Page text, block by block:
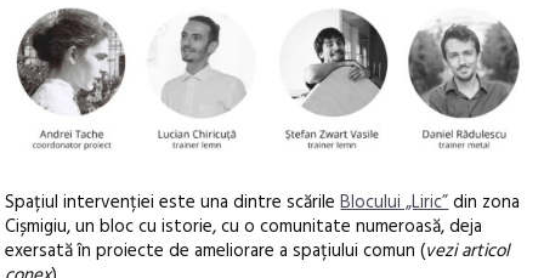
Spațiul intervenției este una dintre scărileBlocului „Liric”din zona
Cișmigiu, un bloc cu istorie, cu o comunitate numeroasă, deja
exersată în proiecte de ameliorare a spațiului comun (vezi articol